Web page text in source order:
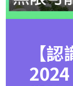
【